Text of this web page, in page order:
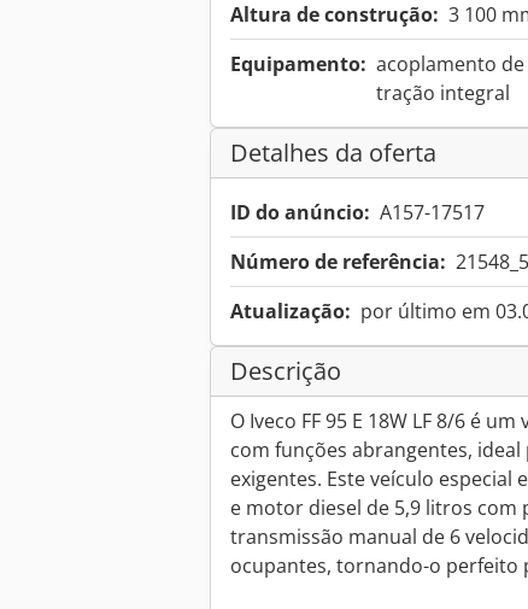
Altura de construção: 3 100
Equipamento: acoplamento
tração integral
Detalhes da oferta
ID do anúncio: A157-17517
Número de referência:
Atualização: por último em
Descrição
O Iveco FF 95 E 18W LF 8/6 é
com funções abrangentes,
exigentes. Este veículo
e motor diesel de 5,9 litros com
transmissão manual de 6
ocupantes, tornando-o perfeito